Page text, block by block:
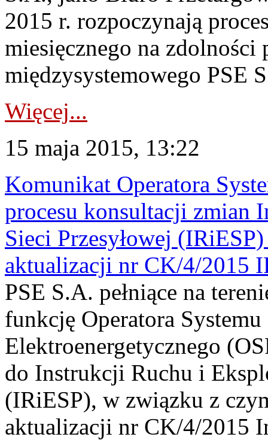
2015 r. rozpoczynają
miesięcznego na zdolności
międzysystemowego PSE
Więcej...
15 maja 2015, 13:22
Komunikat Operatora
procesu konsultacji zmian
Sieci Przesyłowej
aktualizacji nr CK/4/2015
PSE S.A. pełniące na
funkcję Operatora Systemu
Elektroenergetycznego
do Instrukcji Ruchu i
(IRiESP), w związku z
aktualizacji nr CK/4/2015